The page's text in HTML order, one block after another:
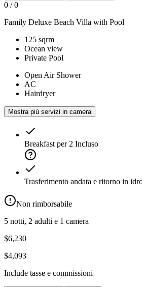
0 /0
Family Deluxe Beach Villa with Pool
125 sqrm
Ocean view
Private Pool
Open Air Shower
AC
Hairdryer
Mostra più servizi in camera
Breakfast per 2 Incluso
Trasferimento andata e ritorno in
Non rimborsabile
5 notti, 2 adulti e 1 camera
$6,230
$4,093
Include tasse e commissioni